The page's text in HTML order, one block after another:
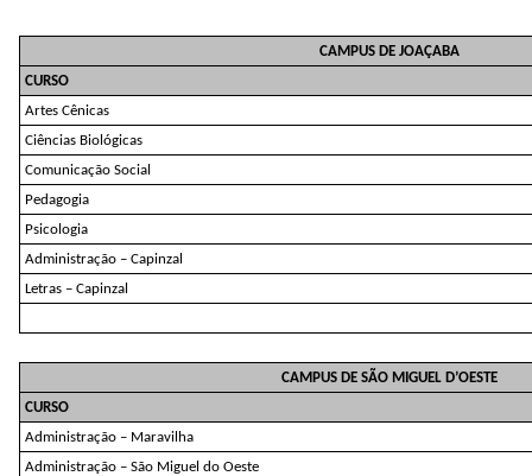
CAMPUS DE JOAÇABA
CURSO
Artes Cênicas
Ciências Biológicas
Comunicação Social
Pedagogia
Psicologia
Administração – Capinzal
Letras – Capinzal
CAMPUS DE SÃO MIGUEL D’OESTE
CURSO
Administração – Maravilha
Administração – São Miguel do Oeste